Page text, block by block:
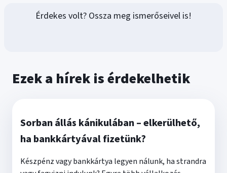
Érdekes volt? Ossza meg ismerőseivel is!
Ezek a hírek is érdekelhetik
Sorban állás kánikulában – elkerülhető,
ha bankkártyával fizetünk?
Készpénz vagy bankkártya legyen nálunk, ha strandra